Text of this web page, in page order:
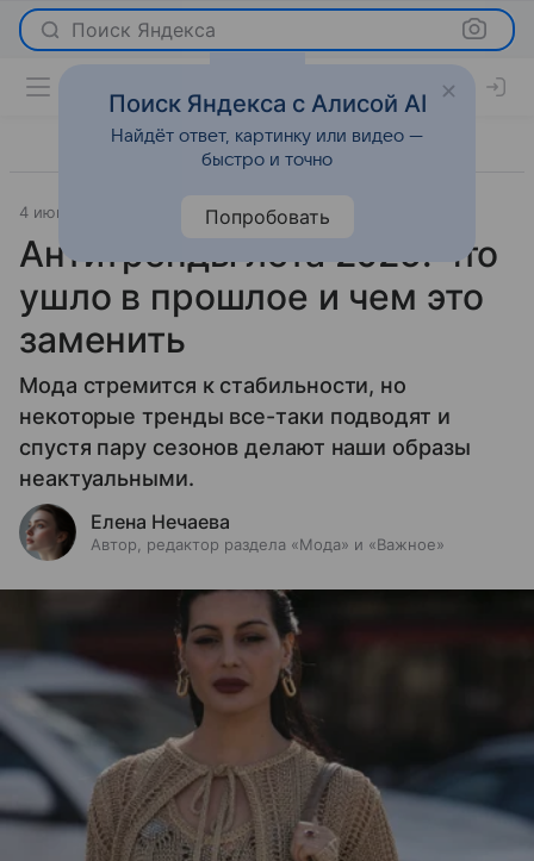
Поиск Яндекса
4 июня 2025
Антитренды лета 2025: что
ушло в прошлое и чем это
заменить
Мода стремится к стабильности, но
некоторые тренды все-таки подводят и
спустя пару сезонов делают наши образы
неактуальными.
Елена Нечаева
Автор, редактор раздела «Мода» и «Важное»
Поиск Яндекса с Алисой AI
Найдёт ответ, картинку или видео —
быстро и точно
Попробовать